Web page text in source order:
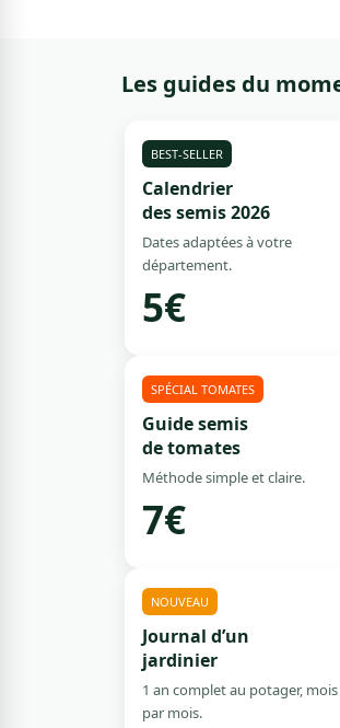
Les guides du
BEST-SELLER
Calendrier
des semis 2026
Dates adaptées à votre
département.
5€
SPÉCIAL TOMATES
Guide semis
de tomates
Méthode simple et claire.
7€
NOUVEAU
Journal d’un
jardinier
1 an complet au potager, mois
par mois.